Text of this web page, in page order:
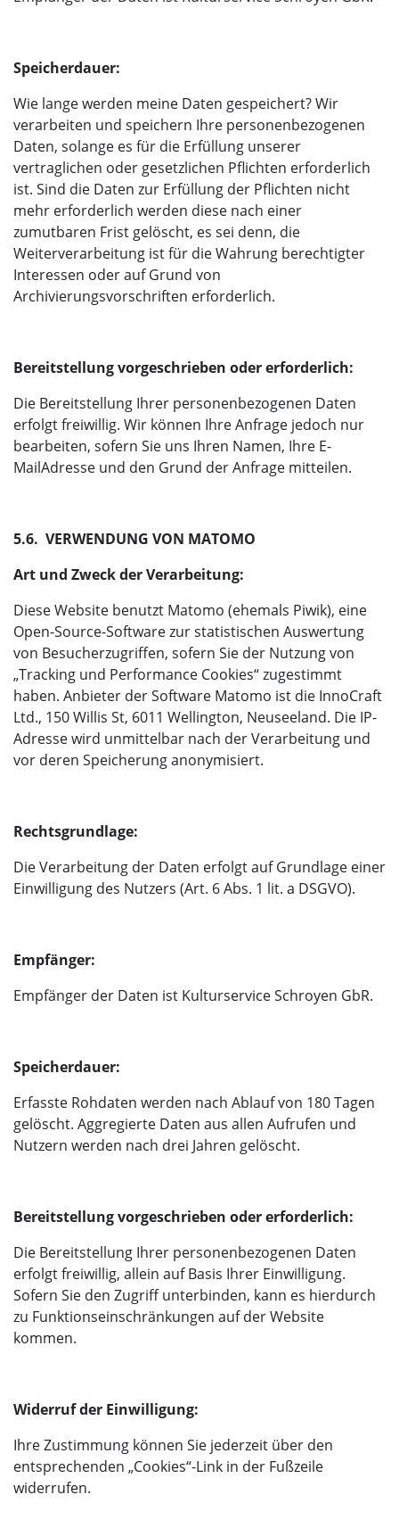
Speicherdauer:
Wie lange werden meine Daten gespeichert? Wir
verarbeiten und speichern Ihre personenbezogenen
Daten, solange es für die Erfüllung unserer
vertraglichen oder gesetzlichen Pflichten erforderlich
ist. Sind die Daten zur Erfüllung der Pflichten nicht
mehr erforderlich werden diese nach einer
zumutbaren Frist gelöscht, es sei denn, die
Weiterverarbeitung ist für die Wahrung berechtigter
Interessen oder auf Grund von
Archivierungsvorschriften erforderlich.
Bereitstellung vorgeschrieben oder erforderlich:
Die Bereitstellung Ihrer personenbezogenen Daten
erfolgt freiwillig. Wir können Ihre Anfrage jedoch nur
bearbeiten, sofern Sie uns Ihren Namen, Ihre E-
MailAdresse und den Grund der Anfrage mitteilen.
5.6. VERWENDUNG VON MATOMO
Art und Zweck der Verarbeitung:
Diese Website benutzt Matomo (ehemals Piwik), eine
Open-Source-Software zur statistischen Auswertung
von Besucherzugriffen, sofern Sie der Nutzung von
„Tracking und Performance Cookies“ zugestimmt
haben. Anbieter der Software Matomo ist die InnoCraft
Ltd., 150 Willis St, 6011 Wellington, Neuseeland. Die IP-
Adresse wird unmittelbar nach der Verarbeitung und
vor deren Speicherung anonymisiert.
Rechtsgrundlage:
Die Verarbeitung der Daten erfolgt auf Grundlage einer
Einwilligung des Nutzers (Art. 6 Abs. 1 lit. a DSGVO).
Empfänger:
Empfänger der Daten ist Kulturservice Schroyen GbR.
Speicherdauer:
Erfasste Rohdaten werden nach Ablauf von 180 Tagen
gelöscht. Aggregierte Daten aus allen Aufrufen und
Nutzern werden nach drei Jahren gelöscht.
Bereitstellung vorgeschrieben oder erforderlich:
Die Bereitstellung Ihrer personenbezogenen Daten
erfolgt freiwillig, allein auf Basis Ihrer Einwilligung.
Sofern Sie den Zugriff unterbinden, kann es hierdurch
zu Funktionseinschränkungen auf der Website
kommen.
Widerruf der Einwilligung:
Ihre Zustimmung können Sie jederzeit über den
entsprechenden „Cookies“-Link in der Fußzeile
widerrufen.